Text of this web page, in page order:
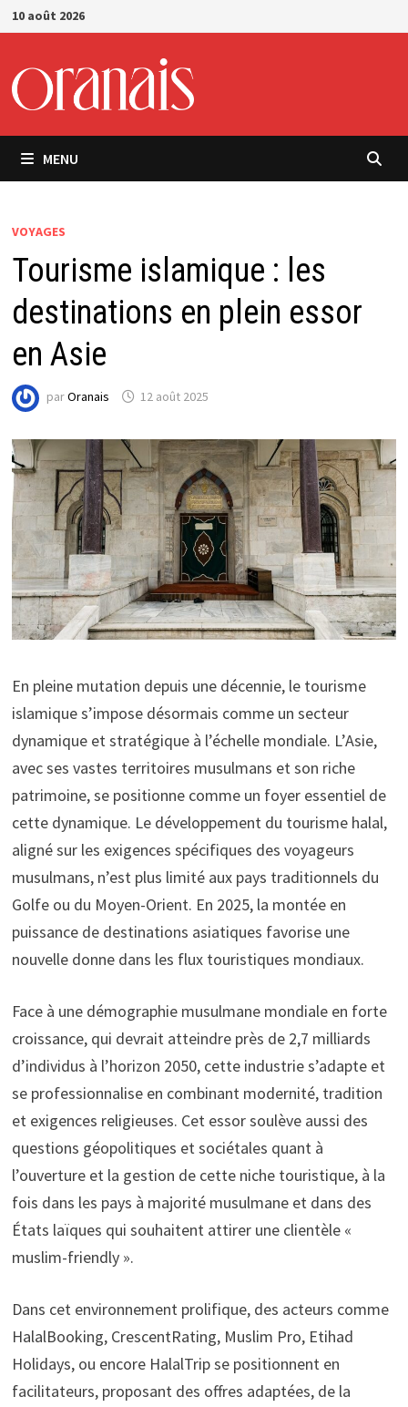
Passer
au
10 août 2026
MENU
VOYAGES
Tourisme islamique : les
destinations en plein essor
en Asie
parOranais 12 août 2025
En pleine mutation depuis une décennie, le tourisme
islamique s’impose désormais comme un secteur
dynamique et stratégique à l’échelle mondiale. L’Asie,
avec ses vastes territoires musulmans et son riche
patrimoine, se positionne comme un foyer essentiel de
cette dynamique. Le développement du tourisme halal,
aligné sur les exigences spécifiques des voyageurs
musulmans, n’est plus limité aux pays traditionnels du
Golfe ou du Moyen-Orient. En 2025, la montée en
puissance de destinations asiatiques favorise une
nouvelle donne dans les flux touristiques mondiaux.
Face à une démographie musulmane mondiale en forte
croissance, qui devrait atteindre près de 2,7 milliards
d’individus à l’horizon 2050, cette industrie s’adapte et
se professionnalise en combinant modernité, tradition
et exigences religieuses. Cet essor soulève aussi des
questions géopolitiques et sociétales quant à
l’ouverture et la gestion de cette niche touristique, à la
fois dans les pays à majorité musulmane et dans des
États laïques qui souhaitent attirer une clientèle «
muslim-friendly ».
Dans cet environnement prolifique, des acteurs comme
HalalBooking, CrescentRating, Muslim Pro, Etihad
Holidays, ou encore HalalTrip se positionnent en
facilitateurs, proposant des offres adaptées, de la